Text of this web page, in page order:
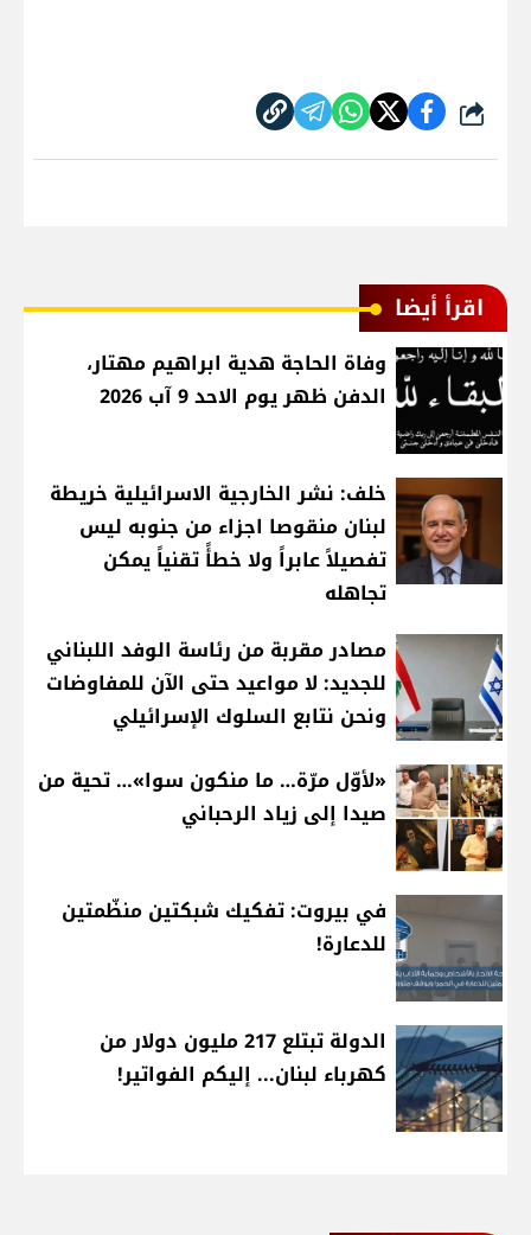
شارك
اقرأ أيضا
وفاة الحاجة هدية ابراهيم مهتار،
الدفن ظهر يوم الاحد 9 آب 2026
خلف: نشر الخارجية الاسرائيلية خريطة
لبنان منقوصا اجزاء من جنوبه ليس
تفصيلاً عابراً ولا خطأً تقنياً يمكن
تجاهله
مصادر مقربة من رئاسة الوفد اللبناني
للجديد: لا مواعيد حتى الآن للمفاوضات
ونحن نتابع السلوك الإسرائيلي
«لأوّل مرّة… ما منكون سوا»… تحية من
صيدا إلى زياد الرحباني
في بيروت: تفكيك شبكتين منظّمتين
للدعارة!
الدولة تبتلع 217 مليون دولار من
كهرباء لبنان... إليكم الفواتير!